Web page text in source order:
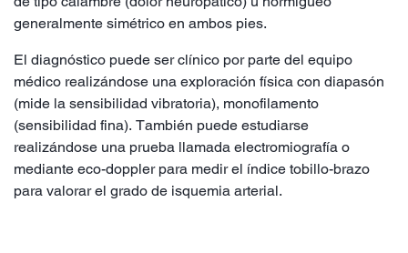
generalmente simétrico en ambos pies.
El diagnóstico puede ser clínico por parte del equipo
médico realizándose una exploración física con diapasón
(mide la sensibilidad vibratoria), monofilamento
(sensibilidad fina). También puede estudiarse
realizándose una prueba llamada electromiografía o
mediante eco-doppler para medir el índice tobillo-brazo
para valorar el grado de isquemia arterial.